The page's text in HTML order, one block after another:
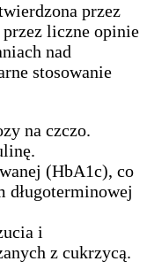
przez
liczne opinie
nad
stosowanie
na czczo.
(HbA1c), co
długoterminowej
i
z cukrzycą.